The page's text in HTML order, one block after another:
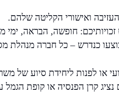
ואישורי הקליטה שלהם.
חופשה, הבראה, ימי
כנדרש – כל חברה מנהלת
או לפנות ליחידת סיוע של
קרן הפנסיה או קופת